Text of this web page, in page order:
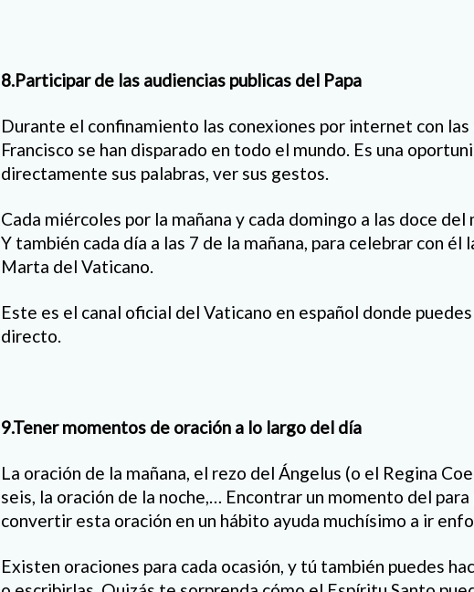
8.Participar de las audiencias publicas del Papa
Durante el confinamiento las conexiones por internet con las
Francisco se han disparado en todo el mundo. Es una
directamente sus palabras, ver sus gestos.
Cada miércoles por la mañana y cada domingo a las doce
Y también cada día a las 7 de la mañana, para celebrar con él
Marta del Vaticano.
Este es el canal oficial del Vaticano en español donde
directo.
9.Tener momentos de oración a lo largo del día
La oración de la mañana, el rezo del Ángelus (o el Regina
seis, la oración de la noche,… Encontrar un momento del
convertir esta oración en un hábito ayuda muchísimo a ir
Existen oraciones para cada ocasión, y tú también puedes